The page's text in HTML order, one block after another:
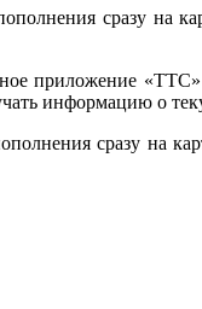
сразу на
приложение
информацию о
сразу на